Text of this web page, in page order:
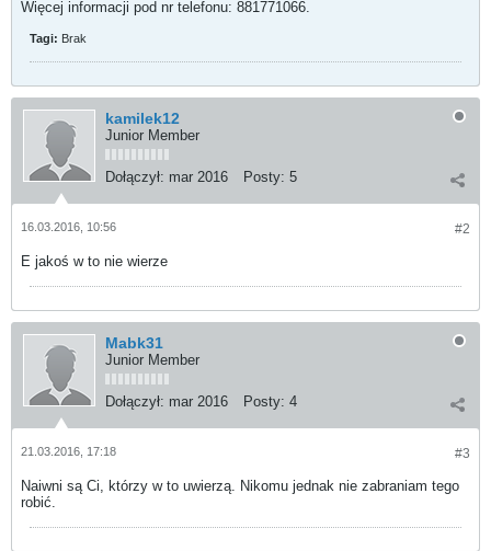
Więcej informacji pod nr telefonu: 881771066.
Tagi: Brak
kamilek12
Junior Member
Dołączył: mar 2016 Posty: 5
#2
16.03.2016, 10:56
E jakoś w to nie wierze
Mabk31
Junior Member
Dołączył: mar 2016 Posty: 4
#3
21.03.2016, 17:18
Naiwni są Ci, którzy w to uwierzą. Nikomu jednak nie zabraniam tego
robić.